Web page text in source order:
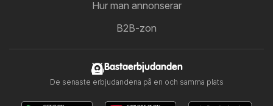
Hur man annonserar
B2B-zon
Bastaerbjudanden
De senaste erbjudandena på en och samma plats